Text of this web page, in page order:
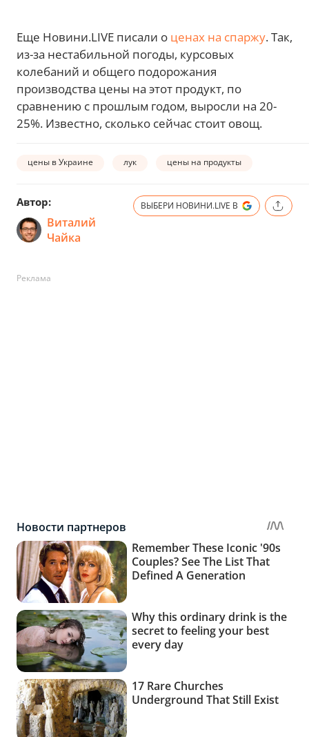
Еще Новини.LIVE писали о ценах на спаржу. Так,
из-за нестабильной погоды, курсовых
колебаний и общего подорожания
производства цены на этот продукт, по
сравнению с прошлым годом, выросли на 20-
25%. Известно, сколько сейчас стоит овощ.
цены в Украине лук цены на продукты
Автор:
Виталий
Чайка
ВЫБЕРИ НОВИНИ.LIVE В
Реклама